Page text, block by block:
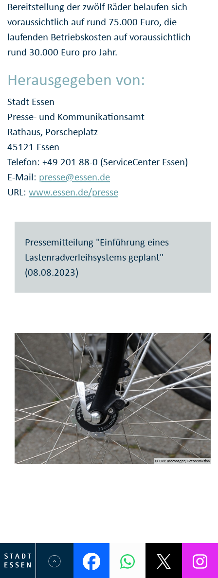
Bereitstellung der zwölf Räder belaufen sich
voraussichtlich auf rund 75.000 Euro, die
laufenden Betriebskosten auf voraussichtlich
rund 30.000 Euro pro Jahr.
Herausgegeben von:
Stadt Essen
Presse- und Kommunikationsamt
Rathaus, Porscheplatz
45121 Essen
Telefon: +49 201 88-0 (ServiceCenter Essen)
E-Mail: presse@essen.de
URL: www.essen.de/presse
Pressemitteilung "Einführung eines
Lastenradverleihsystems geplant"
(08.08.2023)
© Elke Brochhagen; Fotoredaktion